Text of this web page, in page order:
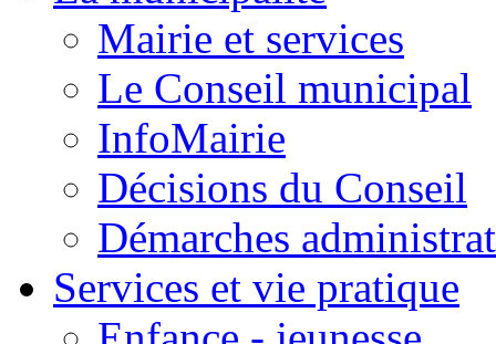
Mairie et services
Le Conseil municipal
InfoMairie
Décisions du Conseil
Démarches
Services et vie pratique